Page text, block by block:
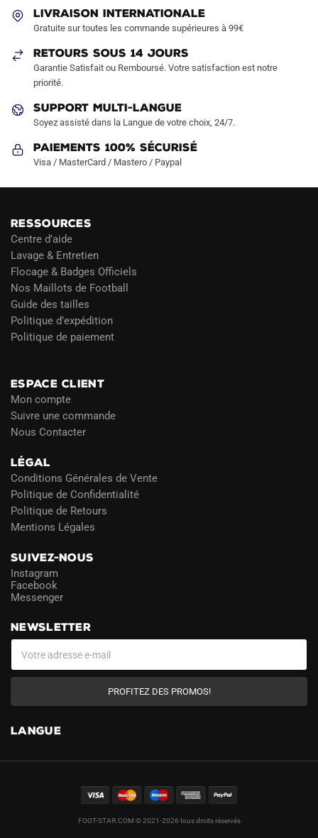
choisies
la
page
produit
page
LIVRAISON INTERNATIONALE
Gratuite sur toutes les commande supérieures à 99€
RETOURS SOUS 14 JOURS
Garantie Satisfait ou Remboursé. Votre satisfaction est notre
priorité.
SUPPORT MULTI-LANGUE
Soyez assisté dans la Langue de votre choix, 24/7.
Paiements 100% Sécurisé
Visa / MasterCard / Mastero / Paypal
RESSOURCES
Centre d’aide
Lavage & Entretien
Flocage & Badges Officiels
Nos Maillots de Football
Guide des tailles
Politique d’expédition
Politique de paiement
ESPACE CLIENT
Mon compte
Suivre une commande
Nous Contacter
LÉGAL
Conditions Générales de Vente
Politique de Confidentialité
Politique de Retours
Mentions Légales
SUIVEZ-NOUS
Instagram
Facebook
Messenger
NEWSLETTER
PROFITEZ DES PROMOS!
LANGUE
FOOT-STAR.COM © 2021-2026 tous droits réservés